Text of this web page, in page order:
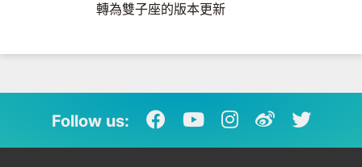
轉為雙子座的版本更新
Follow us: